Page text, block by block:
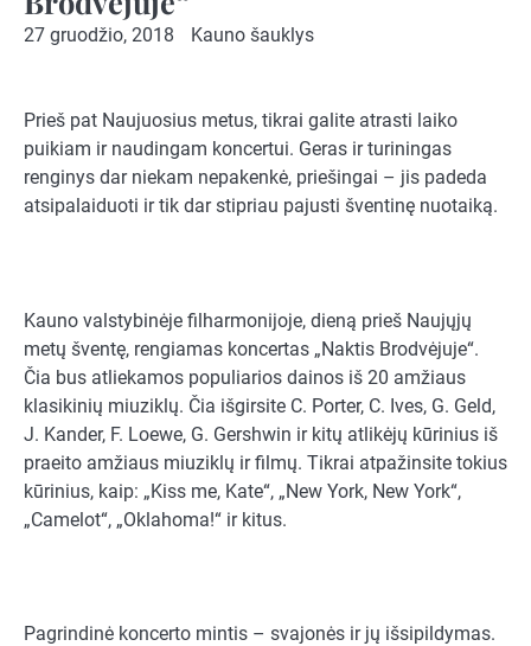
27 gruodžio, 2018 Kauno šauklys
Prieš pat Naujuosius metus, tikrai galite atrasti laiko
puikiam ir naudingam koncertui. Geras ir turiningas
renginys dar niekam nepakenkė, priešingai – jis padeda
atsipalaiduoti ir tik dar stipriau pajusti šventinę nuotaiką.
Kauno valstybinėje filharmonijoje, dieną prieš Naujųjų
metų šventę, rengiamas koncertas „Naktis Brodvėjuje“.
Čia bus atliekamos populiarios dainos iš 20 amžiaus
klasikinių miuziklų. Čia išgirsite C. Porter, C. Ives, G. Geld,
J. Kander, F. Loewe, G. Gershwin ir kitų atlikėjų kūrinius iš
praeito amžiaus miuziklų ir filmų. Tikrai atpažinsite tokius
kūrinius, kaip: „Kiss me, Kate“, „New York, New York“,
„Camelot“, „Oklahoma!“ ir kitus.
Pagrindinė koncerto mintis – svajonės ir jų išsipildymas.